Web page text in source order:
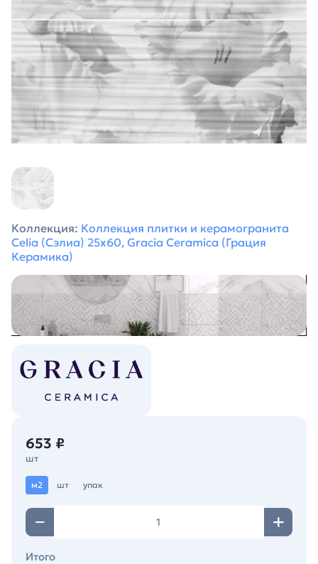
Коллекция: Коллекция плитки и керамогранита
Celia (Сэлиа) 25х60, Gracia Ceramica (Грация
Керамика)
653 ₽
шт
м2 шт упак
Итого